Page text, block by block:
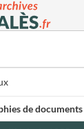
municipales d'Alès
de